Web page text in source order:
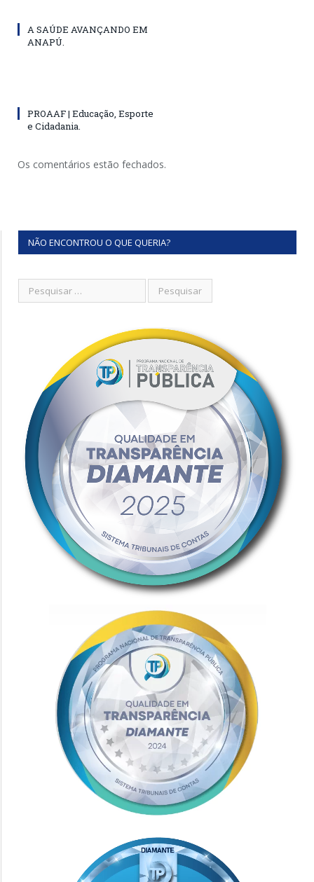
A SAÚDE AVANÇANDO EM
ANAPÚ.
PROAAF | Educação, Esporte
e Cidadania.
Os comentários estão fechados.
NÃO ENCONTROU O QUE QUERIA?